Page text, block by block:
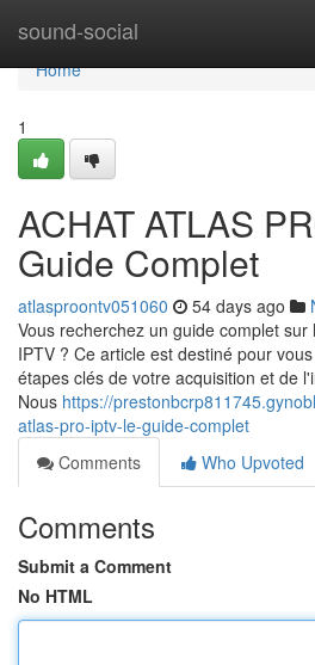
sound-social
Home
Home
1
ACHAT ATLAS
Guide Complet
atlasproontv051060 54 days ago
Vous recherchez un guide complet sur
IPTV ? Ce article est destiné pour
étapes clés de votre acquisition et de
Nous https://
atlas-pro-iptv-le-guide-complet
Comments
Who Upvoted
Comments
Submit a Comment
No HTML